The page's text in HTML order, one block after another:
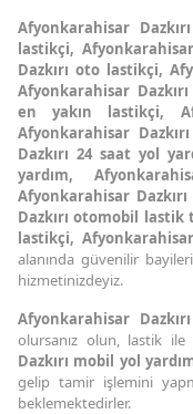
Afyonkarahisar
lastikçi,
Dazkırı oto lastikçi,
Afyonkarahisar
en yakın lastikçi,
Afyonkarahisar
Dazkırı 24 saat yol
yardım,
Afyonkarahisar
Dazkırı otomobil lastik
lastikçi,
alanında güvenilir
hizmetinizdeyiz.
Afyonkarahisar Dazkırı
olursanız olun, lastik ile
Dazkırı mobil yol
gelip tamir işlemini
beklemektedirler.